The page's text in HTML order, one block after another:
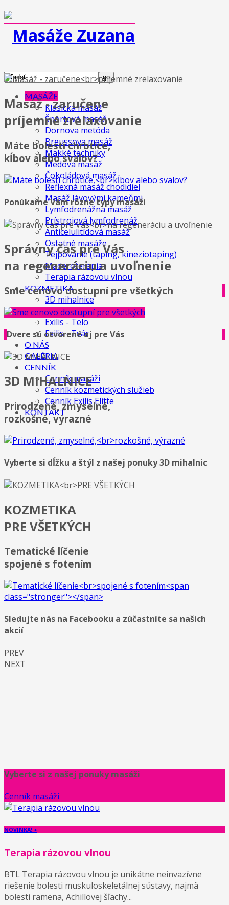
MASÁŽE
Klasická masáž
Športová masáž
Dornova metóda
Breussova masáž
Mäkké techniky
Medová masáž
Čokoládová masáž
Reflexná masáž chodidiel
Masáž lávovými kameňmi
Lymfodrenážna masáž
Prístrojová lymfodrenáž
Anticelulitídová masáž
Ostatné masáže
Tejpovanie (taping, kineziotaping)
Maderoterapia
Terapia rázovou vlnou
KOZMETIKA
3D mihalnice
IPL procedúry
Exilis - Telo
Exilis - Tvár
O NÁS
GALÉRIA
CENNÍK
Cenník masáži
Cenník kozmetických služieb
Cenník Exilis Elitte
KONTAKT
Masáž - zaručene
príjemné zrelaxovanie
Máte bolesti chrbtice,
kĺbov alebo svalov?
Ponúkame Vám rôzne typy masáži
Správny čas pre Vás
na regeneráciu a uvoľnenie
Sme cenovo dostupní pre všetkých
Dvere sú otvorené aj pre Vás
3D MIHALNICE
Prirodzené, zmyselné,
rozkošné, výrazné
Vyberte si dĺžku a štýl z našej ponuky 3D mihalnic
KOZMETIKA
PRE VŠETKÝCH
Tematické líčenie
spojené s fotením
Sledujte nás na Facebooku a zúčastníte sa našich
akcií
PREV
NEXT
Vyberte si z našej ponuky masáži
Cenník masáži
NOVINKA! +
Terapia rázovou vlnou
BTL Terapia rázovou vlnou je unikátne neinvazívne
riešenie bolesti muskuloskeletálnej sústavy, najmä
bolesti ramena, Achillovej šľachy...